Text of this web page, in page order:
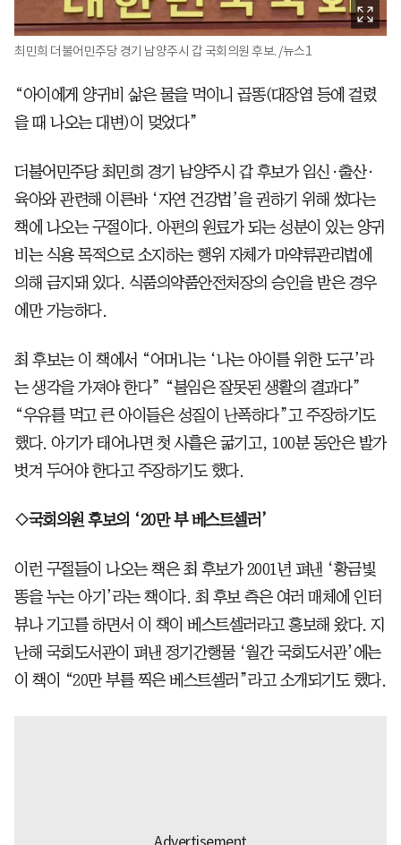
최민희 더불어민주당 경기 남양주시 갑 국회의원 후보. /뉴스1
“아이에게 양귀비 삶은 물을 먹이니 곱똥(대장염 등에 걸렸
을 때 나오는 대변)이 멎었다”
더불어민주당 최민희 경기 남양주시 갑 후보가 임신·출산·
육아와 관련해 이른바 ‘자연 건강법’을 권하기 위해 썼다는
책에 나오는 구절이다. 아편의 원료가 되는 성분이 있는 양귀
비는 식용 목적으로 소지하는 행위 자체가 마약류관리법에
의해 금지돼 있다. 식품의약품안전처장의 승인을 받은 경우
에만 가능하다.
최 후보는 이 책에서 “어머니는 ‘나는 아이를 위한 도구’라
는 생각을 가져야 한다” “불임은 잘못된 생활의 결과다”
“우유를 먹고 큰 아이들은 성질이 난폭하다”고 주장하기도
했다. 아기가 태어나면 첫 사흘은 굶기고, 100분 동안은 발가
벗겨 두어야 한다고 주장하기도 했다.
◇국회의원 후보의 ‘20만 부 베스트셀러’
이런 구절들이 나오는 책은 최 후보가 2001년 펴낸 ‘황금빛
똥을 누는 아기’라는 책이다. 최 후보 측은 여러 매체에 인터
뷰나 기고를 하면서 이 책이 베스트셀러라고 홍보해 왔다. 지
난해 국회도서관이 펴낸 정기간행물 ‘월간 국회도서관’에는
이 책이 “20만 부를 찍은 베스트셀러”라고 소개되기도 했다.